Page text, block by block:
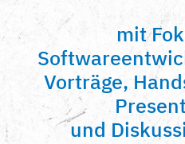
mit
Vorträge,
und